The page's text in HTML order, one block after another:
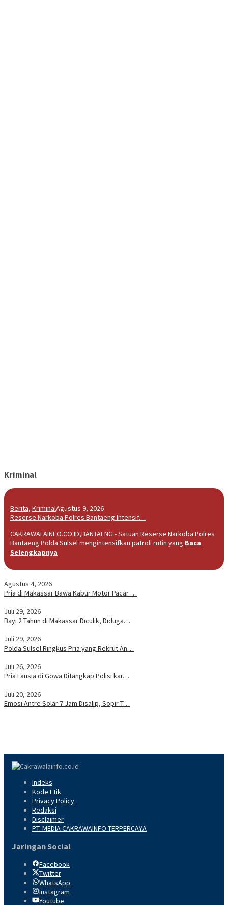
Kriminal
Berita, KriminalAgustus 9, 2026
Reserse Narkoba Polres Bantaeng Intensif…
CAKRAWALAINFO.CO.ID,BANTAENG - Satuan Reserse Narkoba Polres
Bantaeng Polda Sulsel mengintensifkan patroli rutin yang Baca
Selengkapnya
Agustus 4, 2026
Pria di Makassar Bawa Kabur Motor Pacar …
Juli 29, 2026
Bayi 2 Tahun di Makassar Diculik, Diduga…
Juli 29, 2026
Polda Sulsel Ringkus Pria yang Rekrut An…
Juli 26, 2026
Pria Lansia di Gowa Ditangkap Polisi kar…
Juli 20, 2026
Emosi Antre Solar 7 Jam Disalip, Sopir T…
Indeks
Kode Etik
Privacy Policy
Redaksi
Disclaimer
PT. MEDIA CAKRAWAINFO TERPERCAYA
Jaringan Social
Facebook
Twitter
WhatsApp
Instagram
Youtube